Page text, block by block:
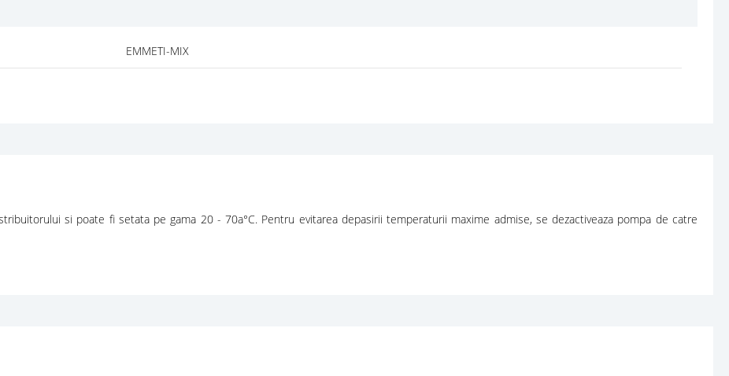
EMMETI-MIX
si poate fi setata pe gama 20 - 70a°C. Pentru evitarea depasirii temperaturii maxime admise, se dezactiveaza pompa de catre